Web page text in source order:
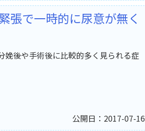
張で一時的に尿意が無く
娩後や手術後に比較的多く見られる症
公開日：2017-07-16